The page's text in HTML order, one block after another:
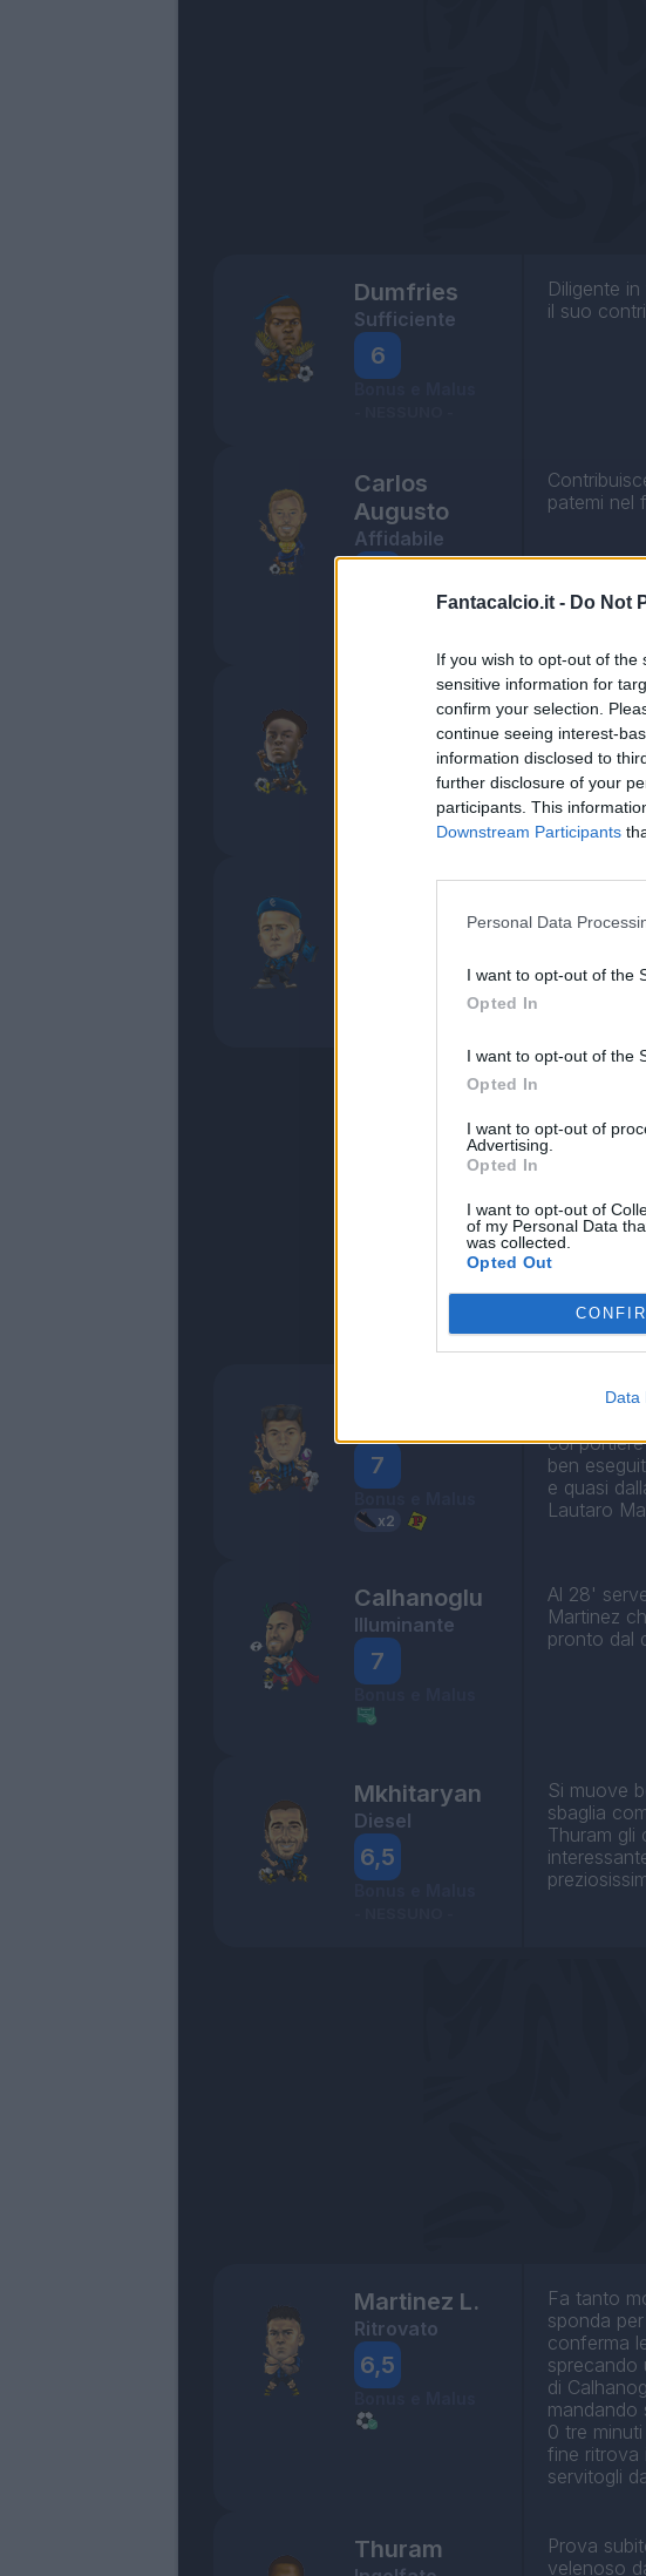
Fantacalcio.it - Do Not
If you wish to opt-out of
sensitive information for
confirm your selection.
continue seeing interest-
information disclosed to
further disclosure of your
participants. This
Downstream Participants
Personal Data
I want to opt-out of the
Opted In
I want to opt-out of the
Opted In
I want to opt-out of
Advertising.
Opted In
I want to opt-out of
of my Personal Data
was collected.
Opted Out
Data
Dumfries
Sufficiente
6
Diligente
il suo
Carlos
Augusto
Affidabile
Bonus e Malus
patemi nel
Bisseck
Bonus e Malus
- NESSUNO -
Si rende
decisivi
qualche
7
Prezioso
col
ben
e quasi
Lautaro
Calhanoglu
Illuminante
7
Al 28'
Martinez
pronto dal
Mkhitaryan
Diesel
6,5
Si muove
sbaglia
Thuram gli
Martinez L.
Ritrovato
6,5
Fa tanto
sponda
conferma
sprecando
di
mandando
0 tre
fine ritrova
servitogli
Thuram
Prova
velenoso